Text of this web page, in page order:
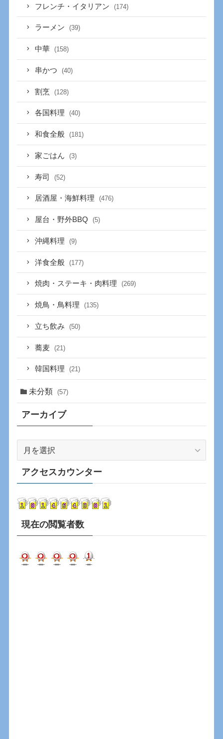
フレンチ・イタリアン (174)
ラーメン (39)
中華 (158)
串かつ (40)
割烹 (128)
各国料理 (40)
和食全般 (181)
家ごはん (3)
寿司 (52)
居酒屋・海鮮料理 (476)
屋台・野外BBQ (5)
沖縄料理 (9)
洋食全般 (177)
焼肉・ステーキ・肉料理 (269)
焼鳥・鳥料理 (135)
立ち飲み (50)
蕎麦 (21)
韓国料理 (21)
未分類 (57)
アーカイブ
カ
イ
アクセスカウンター
現在の閲覧者数